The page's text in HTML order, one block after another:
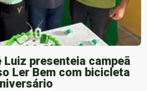
presenteia campeã
Ler Bem com bicicleta